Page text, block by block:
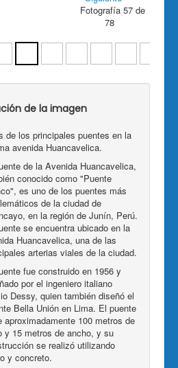
Fotografía 57 de
78
de la imagen
de los principales puentes en la
avenida Huancavelica.
de la Avenida Huancavelica,
conocido como "Puente
es uno de los puentes más
de la ciudad de
en la región de Junín, Perú.
se encuentra ubicado en la
Huancavelica, una de las
arterias viales de la ciudad.
fue construido en 1956 y
por el ingeniero italiano
Dessy, quien también diseñó el
Bella Unión en Lima. El puente
aproximadamente 100 metros de
y 15 metros de ancho, y su
se realizó utilizando
y concreto.